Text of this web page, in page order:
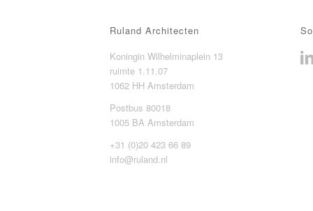
Ruland Architecten
Koningin Wilhelminaplein 13
ruimte 1.11.07
1062 HH Amsterdam
Postbus 80018
1005 BA Amsterdam
+31 (0)20 423 66 89
info@ruland.nl